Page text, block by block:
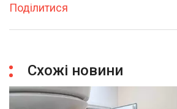
Поділитися
Схожі новини